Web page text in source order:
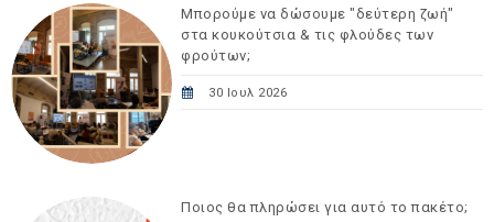
Μπορούμε να δώσουμε "δεύτερη ζωή"
στα κουκούτσια & τις φλούδες των
φρούτων;
30 Ιουλ 2026
Ποιος θα πληρώσει για αυτό το πακέτο;